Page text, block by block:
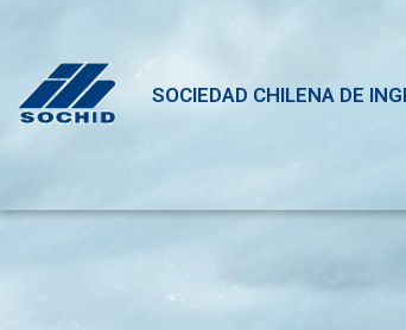
SOCIEDAD CHILENA DE